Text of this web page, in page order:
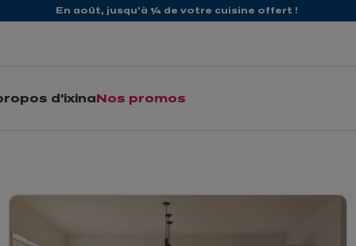
En août, jusqu'à ¼ de votre cuisine offert !
d'ixina Nos promos